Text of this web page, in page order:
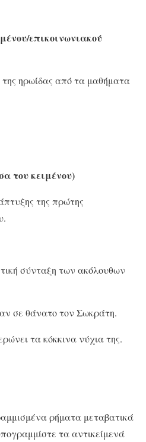
επικοινωνιακού
της ηρωίδας από τα μαθήματα
του κειμένου)
της πρώτης
σύνταξη των ακόλουθων
σε θάνατο τον Σωκράτη.
τα κόκκινα νύχια της.
ρήματα μεταβατικά
τα αντικείμενά